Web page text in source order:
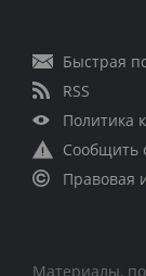
Быстрая
RSS
Политика
Сообщить
Правовая
Материалы,